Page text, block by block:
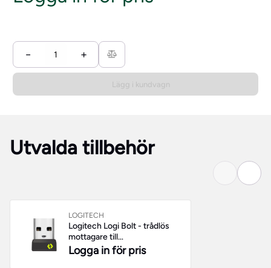
− +
Lägg i kundvagn
Utvalda tillbehör
LOGITECH
Logitech Logi Bolt - trådlös
mottagare till
mus/tangentbord
Logga in för pris